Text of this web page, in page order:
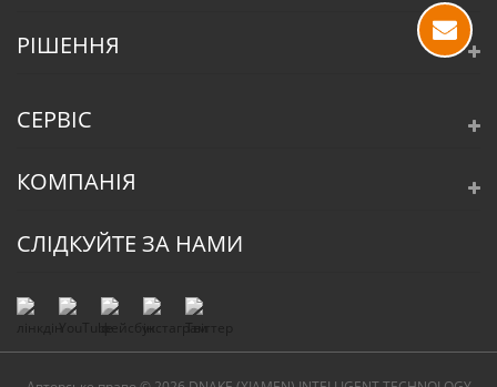
РІШЕННЯ
СЕРВІС
КОМПАНІЯ
СЛІДКУЙТЕ ЗА НАМИ